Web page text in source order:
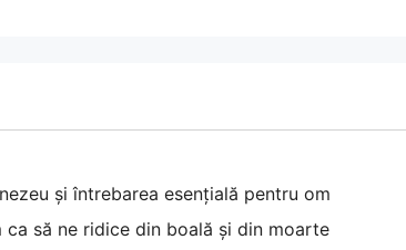
și întrebarea esențială pentru om
ca să ne ridice din boală și din moarte